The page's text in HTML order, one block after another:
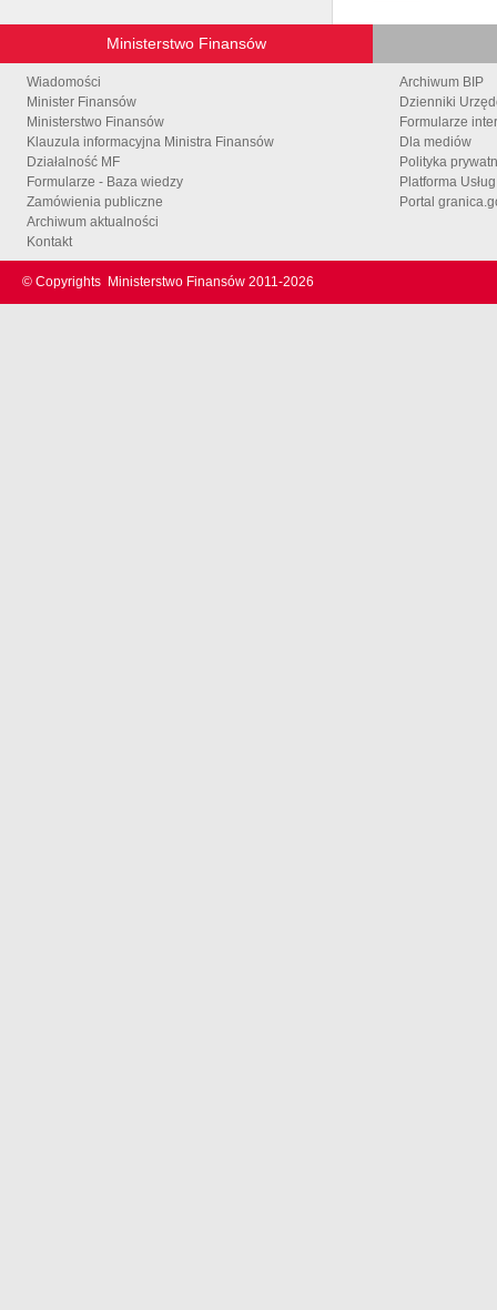
Ministerstwo Finansów
Wiadomości
Minister Finansów
Ministerstwo Finansów
Klauzula informacyjna Ministra Finansów
Działalność MF
Formularze - Baza wiedzy
Zamówienia publiczne
Archiwum aktualności
Kontakt
Archiwum BIP
Dzienniki
Formularze
Dla mediów
Polityka
Platforma
Portal
© Copyrights Ministerstwo Finansów 2011-2026